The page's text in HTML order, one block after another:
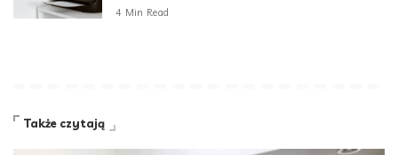
4 Min Read
Także czytają